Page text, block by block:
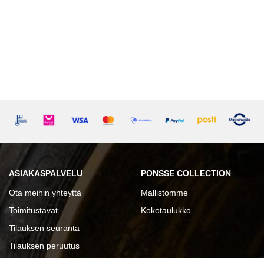
ASIAKASPALVELU
Ota meihin yhteyttä
Toimitustavat
Tilauksen seuranta
Tilauksen peruutus
PONSSE COLLECTION
Mallistomme
Kokotaulukko